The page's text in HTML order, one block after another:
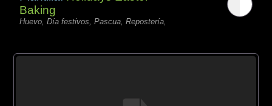
Baking
Huevo, Día festivos, Pascua, Repostería,